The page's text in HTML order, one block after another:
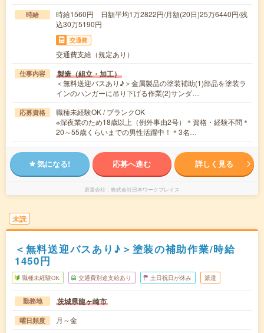
時給
時給1560円 日額平均1万2822円/月額(20日)25万6440円/残
込30万5190円
交通費
交通費支給（規定あり）
仕事内容 製造（組立・加工）
＜無料送迎バスあり♪＞金属製品の塗装補助(1)部品を塗装ラ
インのハンガーに吊り下げる作業(2)サンダ…
応募資格
職種未経験OK / ブランクOK
※深夜業のため18歳以上（例外事由2号）＊資格・経験不問＊
20～55歳くらいまでの男性活躍中！＊3名…
気になる! 応募へ進む 詳しく見る
派遣会社 株式会社日本ワークプレイス
未読
＜無料送迎バスあり♪＞塗装の補助作業/時給
1450円
職種未経験OK 交通費別途支給あり 土日祝日が休み 派遣
勤務地 茨城県龍ヶ崎市
曜日頻度 月～金